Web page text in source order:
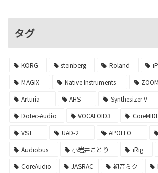
タグ
KORG steinberg Roland
MAGIX
Native Instruments ZOOM
Arturia
AHS Synthesizer V
Dotec-Audio
VOCALOID3 CoreMIDI
VST
UAD-2 APOLLO
Audiobus
小岩井ことり iRig
CoreAudio
JASRAC 初音ミク